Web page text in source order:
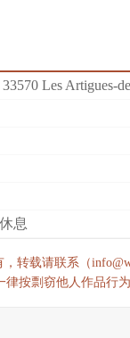
Les Artigues-
息
转载请联系（
按剽窃他人作品行为